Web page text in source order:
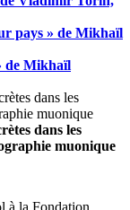
pays » de Mikhaïl
de Mikhaïl
dans les
muonique